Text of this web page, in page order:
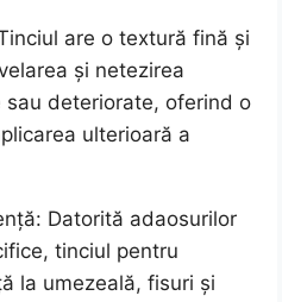
are o textură fină și
și netezirea
deteriorate, oferind o
ulterioară a
Datorită adaosurilor
tinciul pentru
la umezeală, fisuri și